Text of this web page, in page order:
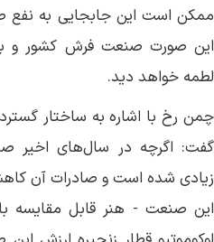
ممکن است این جابجایی به
این صورت صنعت فرش کشور و
لطمه خواهد دید.
چمن رخ با اشاره به ساختار
گفت: اگرچه در سال‌های اخیر
زیادی شده است و صادرات آن
این صنعت - هنر قابل مقایسه